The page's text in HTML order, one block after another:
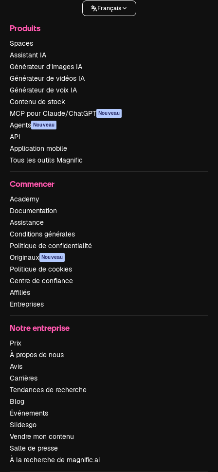
Français
Produits
Spaces
Assistant IA
Générateur d’images IA
Générateur de vidéos IA
Générateur de voix IA
Contenu de stock
MCP pour Claude/ChatGPT Nouveau
Agents Nouveau
API
Application mobile
Tous les outils Magnific
Commencer
Academy
Documentation
Assistance
Conditions générales
Politique de confidentialité
Originaux Nouveau
Politique de cookies
Centre de confiance
Affiliés
Entreprises
Notre entreprise
Prix
À propos de nous
Avis
Carrières
Tendances de recherche
Blog
Événements
Slidesgo
Vendre mon contenu
Salle de presse
À la recherche de magnific.ai